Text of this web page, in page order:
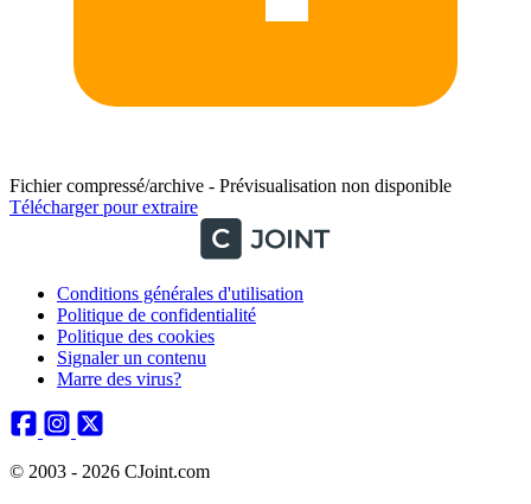
Fichier compressé/archive - Prévisualisation non disponible
Télécharger pour extraire
Conditions générales d'utilisation
Politique de confidentialité
Politique des cookies
Signaler un contenu
Marre des virus?
© 2003 - 2026 CJoint.com